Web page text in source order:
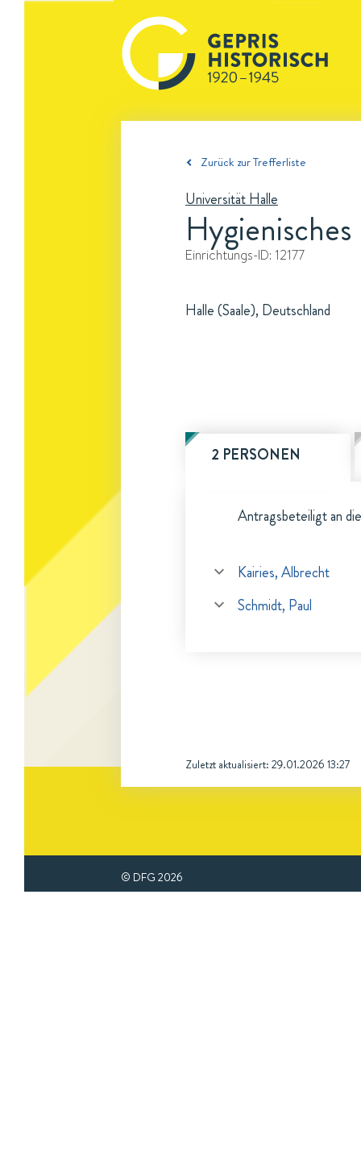
Zurück zur Trefferliste
Universität Halle
Einrichtungs-ID: 12177
Halle (Saale), Deutschland
2 PERSONEN
Antragsbeteiligt an
Kairies, Albrecht
Schmidt, Paul
Zuletzt aktualisiert: 29.01.2026 13:27
© DFG 2026